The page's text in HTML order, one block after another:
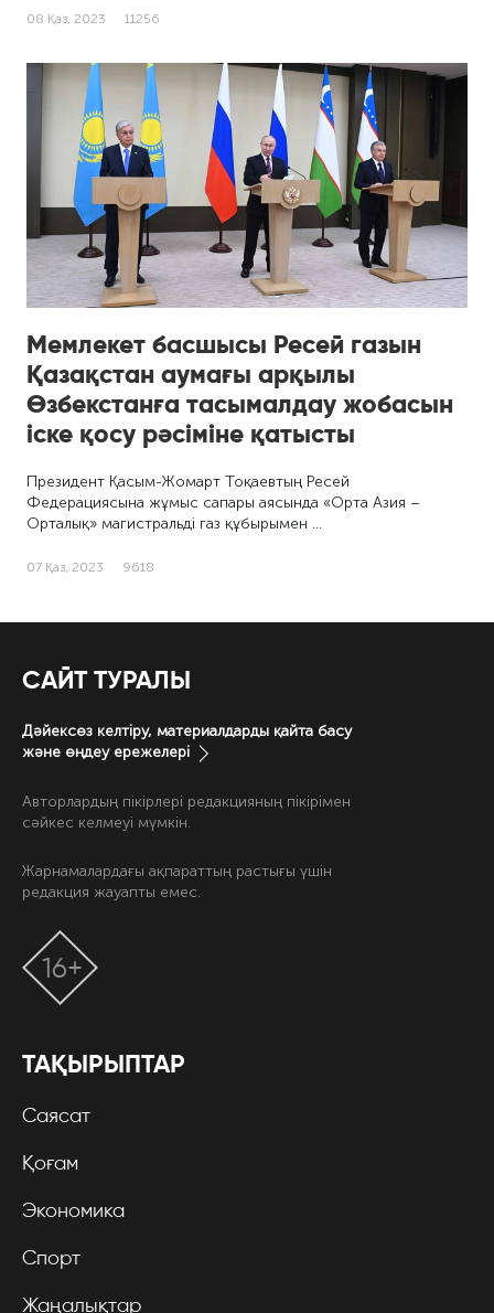
08 Қаз, 2023 11256
Мемлекет басшысы Ресей газын
Қазақстан аумағы арқылы
Өзбекстанға тасымалдау жобасын
іске қосу рәсіміне қатысты
Президент Қасым-Жомарт Тоқаевтың Ресей
Федерациясына жұмыс сапары аясында «Орта Азия –
Орталық» магистральді газ құбырымен …
07 Қаз, 2023 9618
САЙТ ТУРАЛЫ
Дәйексөз келтіру, материалдарды қайта басу
және өңдеу ережелері
Авторлардың пікірлері редакцияның пікірімен
сәйкес келмеуі мүмкін.
Жарнамалардағы ақпараттың растығы үшін
редакция жауапты емес.
ТАҚЫРЫПТАР
Саясат
Қоғам
Экономика
Спорт
Жаңалықтар
16+